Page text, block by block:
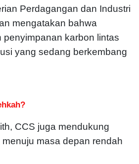
Perdagangan dan Industri
mengatakan bahwa
penyimpanan karbon lintas
yang sedang berkembang
CCS juga mendukung
masa depan rendah